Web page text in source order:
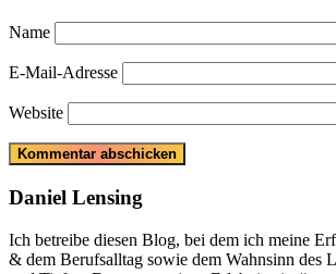
Name
E-Mail-Adresse
Website
Daniel Lensing
Ich betreibe diesen Blog, bei dem ich meine
& dem Berufsalltag sowie dem Wahnsinn des